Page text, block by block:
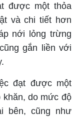
được một thỏa
và chi tiết hơn
nới lỏng trừng
gắn liền với
đạt được một
khăn, do mức độ
bên, cũng như